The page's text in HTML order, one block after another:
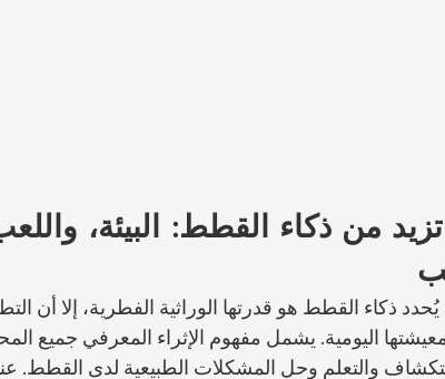
من ذكاء القطط: البيئة،
ذكاء القطط هو قدرتها الوراثية الفطرية، إلا أن
اليومية. يشمل مفهوم الإثراء المعرفي جميع
والتعلم وحل المشكلات الطبيعية لدى القطط.